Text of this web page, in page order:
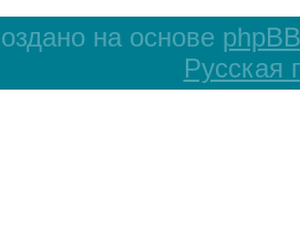
на основе phpBB
Русская